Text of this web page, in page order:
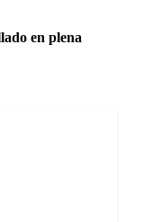
en plena